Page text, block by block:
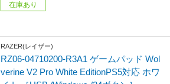
在庫あり
RAZER(レイザー)
RZ06-04710200-R3A1 ゲームパッド Wol
verine V2 Pro White EditionPS5対応 ホワ